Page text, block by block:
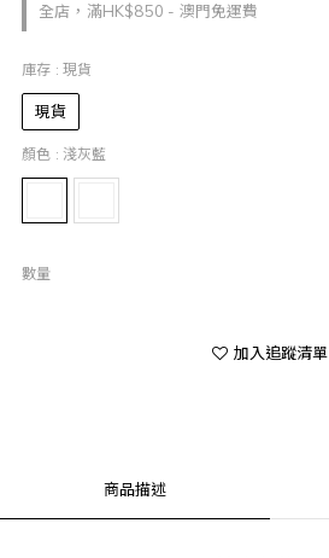
全店，滿HK$850 - 澳門免運費
庫存 : 現貨
現貨
顏色 : 淺灰藍
數量
加入追蹤清單
商品描述